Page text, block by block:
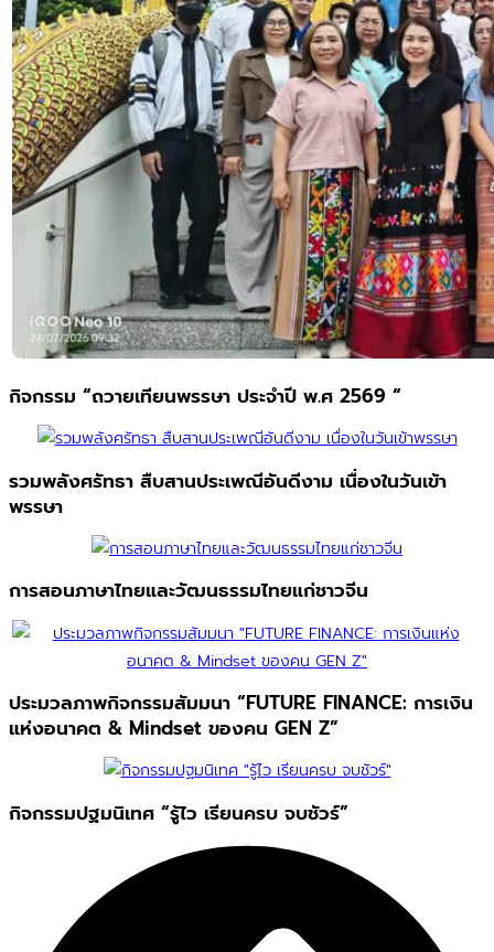
กิจกรรม “ถวายเทียนพรรษา ประจำปี พ.ศ 2569 “
รวมพลังศรัทธา สืบสานประเพณีอันดีงาม เนื่องในวันเข้า
พรรษา
การสอนภาษาไทยและวัฒนธรรมไทยแก่ชาวจีน
ประมวลภาพกิจกรรมสัมมนา “FUTURE FINANCE: การเงิน
แห่งอนาคต & Mindset ของคน GEN Z”
กิจกรรมปฐมนิเทศ “รู้ไว เรียนครบ จบชัวร์”